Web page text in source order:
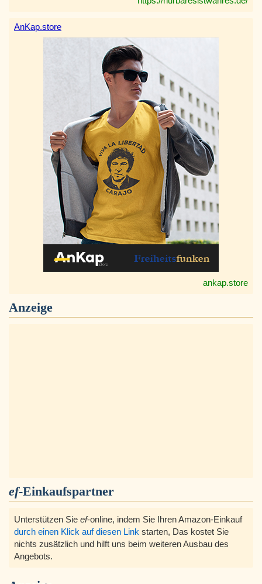
AnKap.store
ankap.store
Anzeige
ef-Einkaufspartner
Unterstützen Sie ef-online, indem Sie Ihren Amazon-Einkauf
durch einen Klick auf diesen Link starten, Das kostet Sie
nichts zusätzlich und hilft uns beim weiteren Ausbau des
Angebots.